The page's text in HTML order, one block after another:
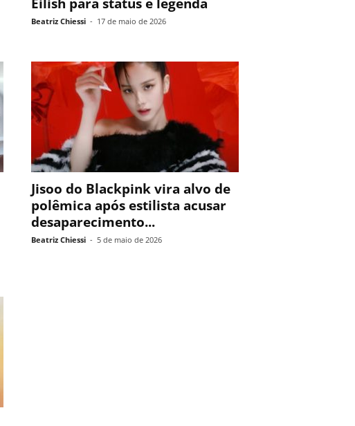
Beatriz Chiessi - 17 de maio de 2026
Jisoo do Blackpink vira alvo de
polêmica após estilista acusar
desaparecimento...
Beatriz Chiessi - 5 de maio de 2026